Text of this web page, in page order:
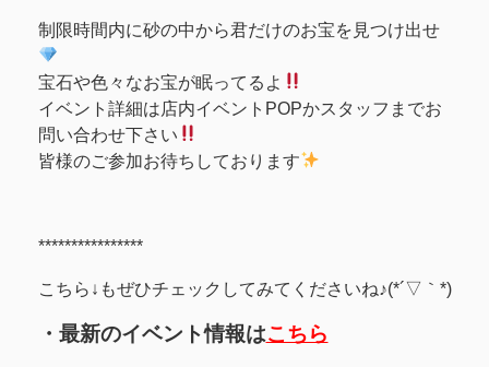
制限時間内に砂の中から君だけのお宝を見つけ出せ
宝石や色々なお宝が眠ってるよ
イベント詳細は店内イベントPOPかスタッフまでお
問い合わせ下さい
皆様のご参加お待ちしております
****************
こちら↓もぜひチェックしてみてくださいね♪(*´▽｀*)
・最新のイベント情報はこちら